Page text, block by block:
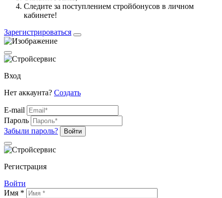
Следите за поступлением стройбонусов в личном
кабинете!
Зарегистрироваться
Вход
Нет аккаунта? Создать
E-mail
Пароль
Забыли пароль?
Войти
Регистрация
Войти
Имя *